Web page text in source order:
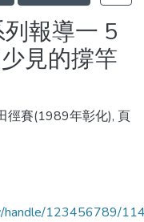
報導一 5
見的撐竿
徑賽(1989年彰化), 頁
handle/123456789/